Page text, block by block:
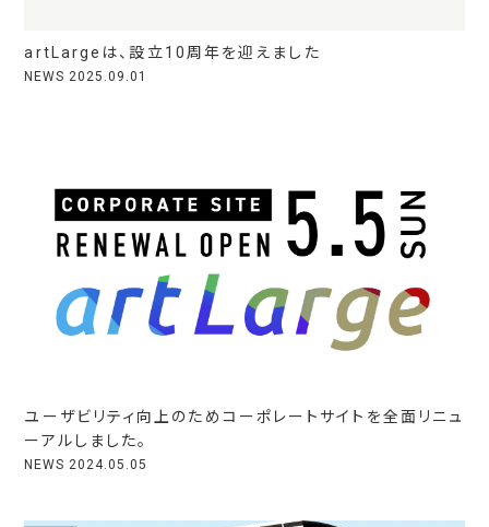
WORKS
MEMBERS
CAREERS
CONTACT
ACCESS
SERVICES
THE EIGYO TOOL
HANABUMI
NONBEE
artLargeは、設立10周年を迎えました
NEWS2025.09.01
ユーザビリティ向上のためコーポレートサイトを全⾯リニュ
ーアルしました。
NEWS2024.05.05